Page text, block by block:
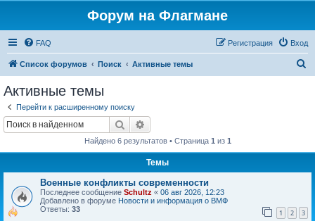
Форум на Флагмане
FAQ Вход
Регистрация
Список форумов Поиск Активные темы
Активные темы
Перейти к расширенному поиску
Поиск
Найдено 6 результатов • Страница 1 из 1
Темы
Военные конфликты современности
Последнее сообщение Schultz « 06 авг 2026, 12:23
Добавлено в форуме Новости и информация о ВМФ
Ответы: 33 1 2 3